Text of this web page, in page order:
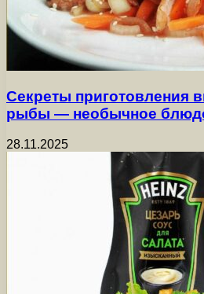
Секреты приготовления
рыбы — необычное
28.11.2025